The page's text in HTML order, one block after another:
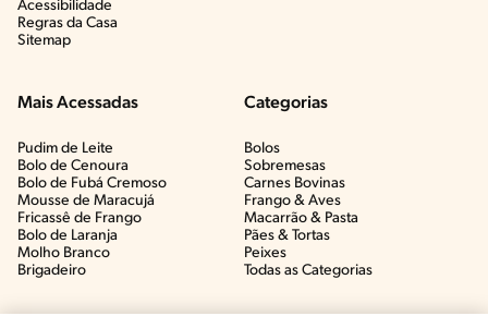
Acessibilidade
Regras da Casa
Sitemap
Mais Acessadas
Pudim de Leite
Bolo de Cenoura
Bolo de Fubá Cremoso
Mousse de Maracujá
Fricassê de Frango
Bolo de Laranja
Molho Branco
Brigadeiro
Categorias
Bolos
Sobremesas
Carnes Bovinas​
Frango & Aves​
Macarrão & Pasta​
Pães & Tortas​
Peixes
Todas as Categorias